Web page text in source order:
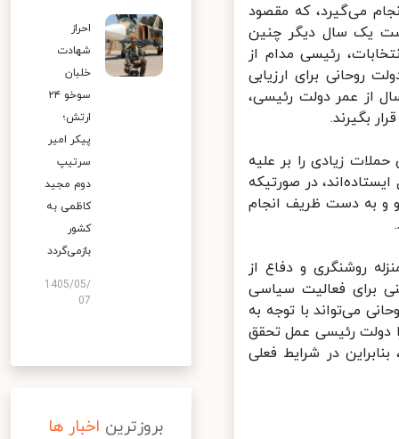
می‌گیرد، که مقصود
یک سال دیگر چنین
رئیسی مدام از
روحانی برای ارزیابی
از عمر دولت رئیسی،
بگیرند.
زیادی را بر علیه
در صورتیکه
و به دست ظریف انجام
روشنگری و دفاع از
برای فعالیت سیاسی
می‌تواند با توجه به
دولت رئیسی عمل تحقق
در شرایط فعلی
احراز
شهادت
خلبان
سوخو ۲۴
ارتش؛
پیکر امیر
سرتیپ
دوم مجید
کاظمی به
کشور
بازمی‌گردد
1405/05/
07
بروزترین اخبار ها